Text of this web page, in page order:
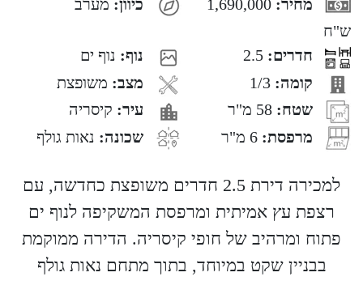
מחיר: 1,690,000
ש"ח
כיוון: מערב
חדרים: 2.5 נוף: נוף ים
קומה: 1/3 מצב: משופצת
שטח: 58 מ"ר עיר: קיסריה
מרפסת: 6 מ"ר שכונה: נאות גולף
למכירה דירת 2.5 חדרים משופצת כחדשה, עם
רצפת עץ אמיתית ומרפסת המשקיפה לנוף ים
פתוח ומרהיב של חופי קיסריה. הדירה ממוקמת
בבניין שקט במיוחד, בתוך מתחם נאות גולף